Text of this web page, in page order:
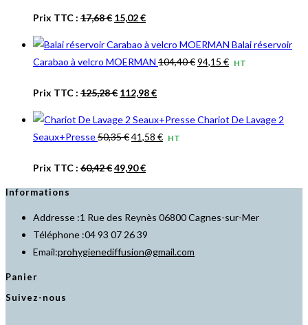
initial
Prix TTC : 17,68€ Le
initial
était :
15,02€Le
actuel
est :
Balai réservoir
Carabao à velcro MOERMAN 104,40€Le
94,15 €LeHT
Prix TTC : 125,28€ Le
initial
était :
112,98€Le
actuel
est :
Chariot De Lavage 2
Seaux+Presse50,35€Le
initial
était :
41,58 €Le
est :
HT
Prix TTC : 60,42€Le
était :
60,42 €.
49,90€Le
est :
49,90 €.
Informations
Addresse :1 Rue des Reynès 06800 Cagnes-sur-Mer
Téléphone :04 93 07 26 39
Email:prohygienediffusion@gmail.com
Panier
Suivez-nous